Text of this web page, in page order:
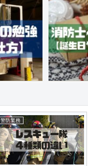
防災・火災予防知識